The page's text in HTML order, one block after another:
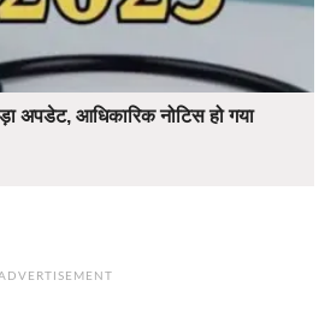
अपडेट, आधिकारिक नोटिस हो गया